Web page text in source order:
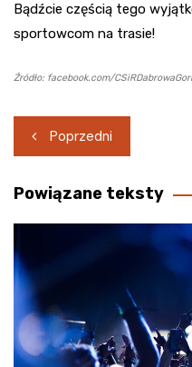
Bądźcie częścią tego
sportowcom na trasie!
Źródło: facebook.com/
Nawigacja
wpisu
Poprzedni
Powiązane teksty